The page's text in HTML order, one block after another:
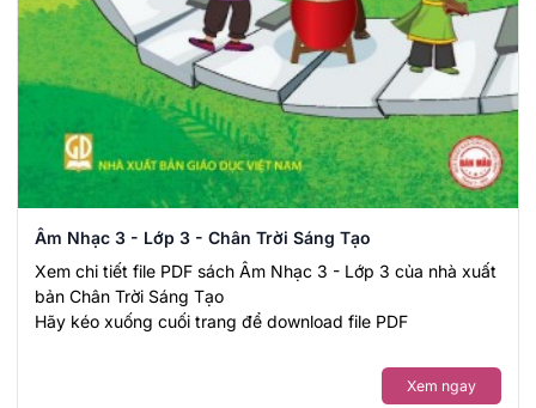
Âm Nhạc 3 - Lớp 3 - Chân Trời Sáng Tạo
Xem chi tiết file PDF sách Âm Nhạc 3 - Lớp 3 của nhà xuất
bản Chân Trời Sáng Tạo
Hãy kéo xuống cuối trang để download file PDF
Xem ngay